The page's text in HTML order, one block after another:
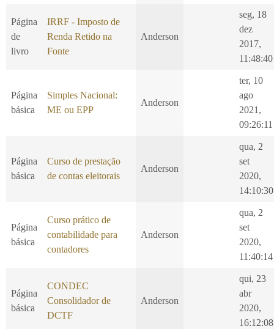
Página
de
livro
IRRF - Imposto de
Renda Retido na
Fonte
Anderson
seg, 18
dez
2017,
11:48:40
Página
básica
Simples Nacional:
ME ou EPP
Anderson
ter, 10
ago
2021,
09:26:11
Página
básica
Curso de prestação
de contas eleitorais
Anderson
qua, 2
set
2020,
14:10:30
Página
básica
Curso prático de
contabilidade para
contadores
Anderson
qua, 2
set
2020,
11:40:14
Página
básica
CONDEC
Consolidador de
DCTF
Anderson
qui, 23
abr
2020,
16:12:08